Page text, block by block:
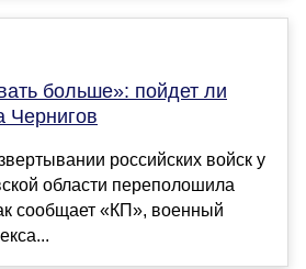
больше»: пойдет ли
Чернигов
российских войск у
области переполошила
сообщает «КП», военный